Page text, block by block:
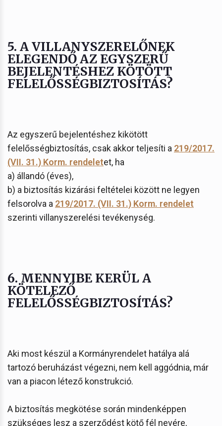
5. A VILLANYSZERELŐNEK
ELEGENDŐ AZ EGYSZERŰ
BEJELENTÉSHEZ KÖTÖTT
FELELŐSSÉGBIZTOSÍTÁS?
Az egyszerű bejelentéshez kikötött
felelősségbiztosítás, csak akkor teljesíti a 219/2017.
(VII. 31.) Korm. rendeletet, ha
a) állandó (éves),
b) a biztosítás kizárási feltételei között ne legyen
felsorolva a 219/2017. (VII. 31.) Korm. rendelet
szerinti villanyszerelési tevékenység.
6. MENNYIBE KERÜL A
KÖTELEZŐ
FELELŐSSÉGBIZTOSÍTÁS?
Aki most készül a Kormányrendelet hatálya alá
tartozó beruházást végezni, nem kell aggódnia, már
van a piacon létező konstrukció.
A biztosítás megkötése során mindenképpen
szükséges lesz a szerződést kötő fél nevére,